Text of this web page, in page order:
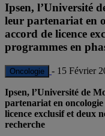
Ipsen, l’Université
leur partenariat en
accord de licence
programmes en
Oncologie - 15 Février
Ipsen, l’Université de
partenariat en oncologie
licence exclusif et deux
recherche